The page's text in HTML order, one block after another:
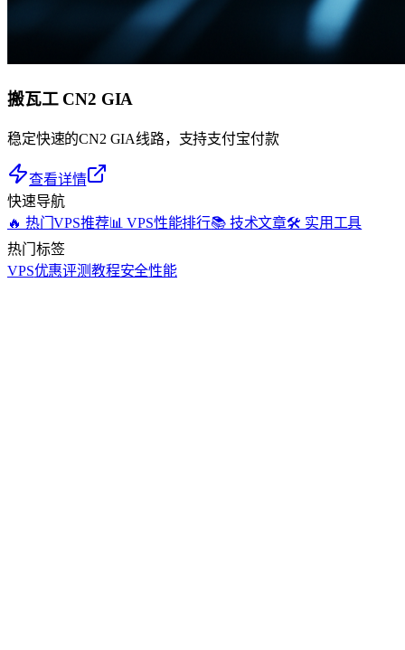
搬瓦工 CN2 GIA
稳定快速的CN2 GIA线路，支持支付宝付款
查看详情
快速导航
🔥 热门VPS推荐📊 VPS性能排行📚 技术文章🛠️ 实用工具
热门标签
VPS优惠评测教程安全性能